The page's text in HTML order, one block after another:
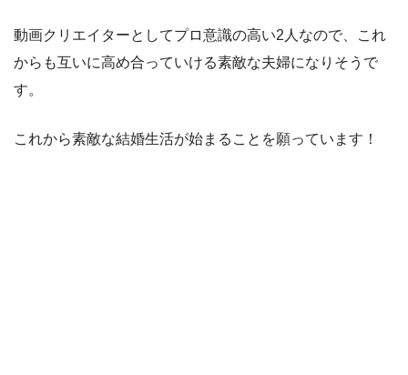
動画クリエイターとしてプロ意識の高い2人なので、これ
からも互いに高め合っていける素敵な夫婦になりそうで
す。
これから素敵な結婚生活が始まることを願っています！